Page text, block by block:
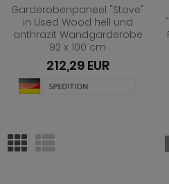
Garderobenpaneel "Stove"
in Used Wood hell und
anthrazit Wandgarderobe
92 x 100 cm
212,29 EUR